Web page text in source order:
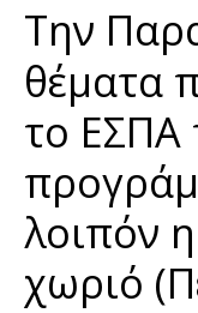
Την
θέματα
το ΕΣΠΑ
λοιπόν
χωριό